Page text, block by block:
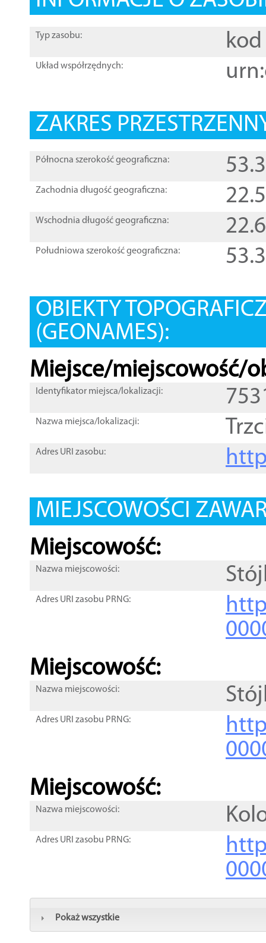
Typ zasobu: kod
Układ współrzędnych:
ZAKRES
Północna szerokość geograficzna:
Zachodnia długość geograficzna:
Wschodnia długość geograficzna:
Południowa szerokość geograficzna:
OBIEKTY
(GEONAMES):
Miejsce/miejscowość/
Identyfikator miejsca/lokalizacji:
Nazwa miejsca/lokalizacji:
Adres URI zasobu:
MIEJSCOWOŚCI
Miejscowość:
Nazwa miejscowości:
Adres URI zasobu PRNG:
Miejscowość:
Nazwa miejscowości:
Adres URI zasobu PRNG:
Miejscowość:
Nazwa miejscowości:
Adres URI zasobu PRNG:
Pokaż wszystkie